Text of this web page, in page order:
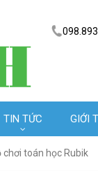
TIN TỨC GIỚI
chơi toán học Rubik